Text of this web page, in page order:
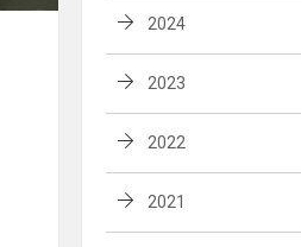
2024
2023
2022
2021